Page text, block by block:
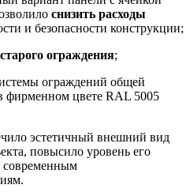
снизить расходы
и безопасности конструкции;
ограждения;
ограждений общей
фирменном цвете RAL 5005
эстетичный внешний вид
повысило уровень его
современным